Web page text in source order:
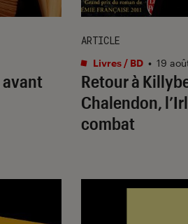
avant
Retour à
Chalendon,
combat
ARTICLE
Livres / BD • 19